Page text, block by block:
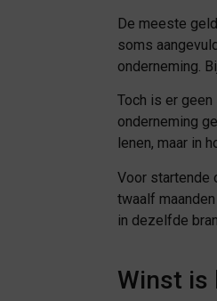
De meeste
soms
onderneming.
Toch is er
onderneming
lenen, maar in
Voor startende
twaalf
in dezelfde
Winst is